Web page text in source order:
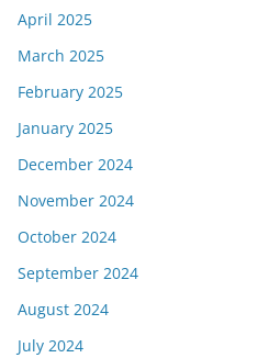
April 2025
March 2025
February 2025
January 2025
December 2024
November 2024
October 2024
September 2024
August 2024
July 2024